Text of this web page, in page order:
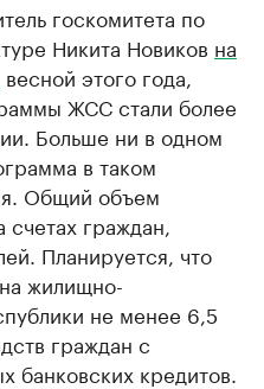
госкомитета по
Никита Новиков на
весной этого года,
ЖСС стали более
Больше ни в одном
в таком
Общий объем
граждан,
Планируется, что
жилищно-
не менее 6,5
граждан с
банковских кредитов.